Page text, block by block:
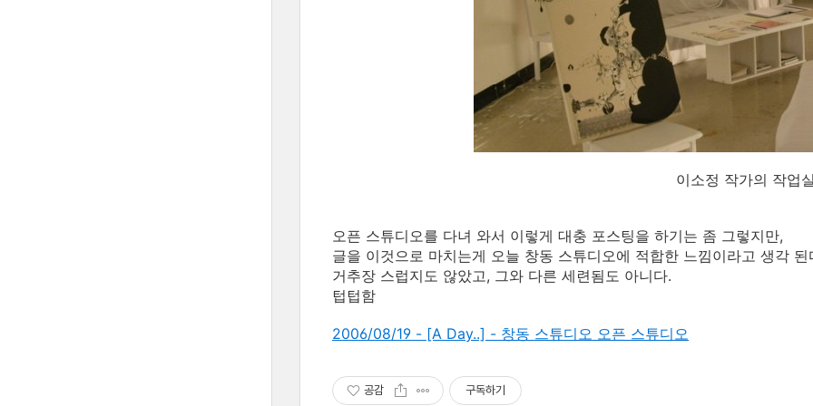
이소정 작가의 작업
오픈 스튜디오를 다녀 와서 이렇게 대충 포스팅을 하기는 좀 그렇지만,
글을 이것으로 마치는게 오늘 창동 스튜디오에 적합한 느낌이라고 생각 된
거추장 스럽지도 않았고, 그와 다른 세련됨도 아니다.
텁텁함
2006/08/19 - [A Day..] - 창동 스튜디오 오픈 스튜디오
공감 구독하기